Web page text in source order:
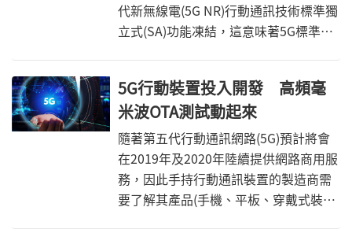
代新無線電(5G NR)行動通訊技術標準獨
立式(SA)功能凍結，這意味著5G標準按
5G行動裝置投入開發 高頻毫
米波OTA測試動起來
隨著第五代行動通訊網路(5G)預計將會
在2019年及2020年陸續提供網路商用服
務，因此手持行動通訊裝置的製造商需
要了解其產品(手機、平板、穿戴式裝置